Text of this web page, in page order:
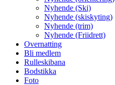
Nyhende (Ski)
Nyhende (skiskyting)
Nyhende (trim)
Nyhende (Friidrett)
Overnatting
Bli medlem
Rulleskibana
Bodstikka
Foto